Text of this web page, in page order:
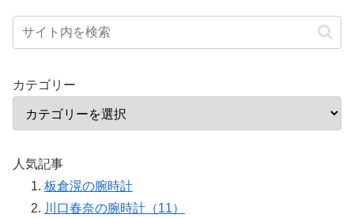
カテゴリー
人気記事
板倉滉の腕時計
川口春奈の腕時計（11）